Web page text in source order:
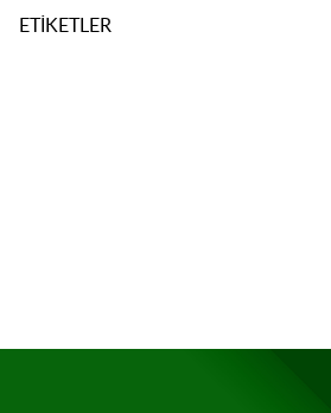
ETIKETLER